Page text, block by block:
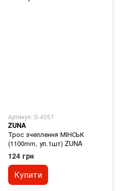
Артикул: S-4051
ZUNA
Трос зчеплення МІНСЬК
(1100mm, уп.1шт) ZUNA
124 грн
Купити